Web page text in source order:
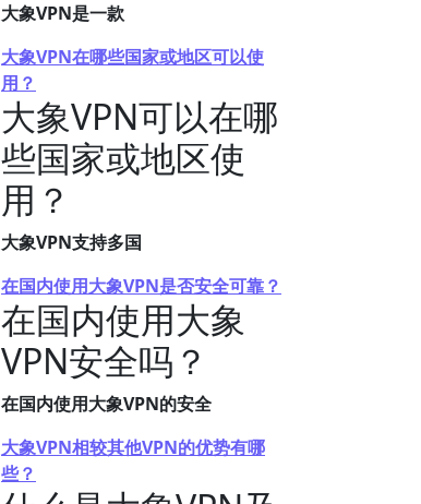
大象VPN是一款
大象VPN在哪些国家或地区可以使
用？
大象VPN可以在哪
些国家或地区使
用？
大象VPN支持多国
在国内使用大象VPN是否安全可靠？
在国内使用大象
VPN安全吗？
在国内使用大象VPN的安全
大象VPN相较其他VPN的优势有哪
些？